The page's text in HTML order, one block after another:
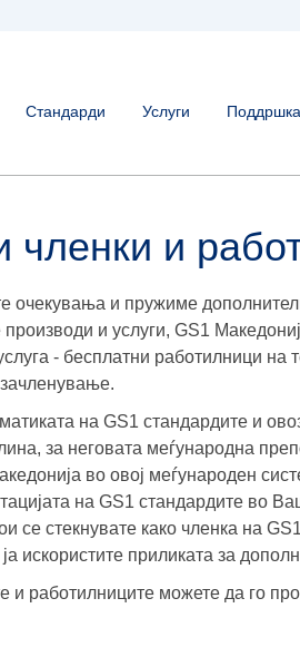
Стандарди Услуги Поддршка
членки и
очекувања и пружиме
и услуги, GS1
- бесплатни работилници
на GS1 стандардите и
за неговата меѓународна
во овој меѓународен
на GS1 стандардите во
се стекнувате како членка на
искористите приликата за
и работилниците можете да го